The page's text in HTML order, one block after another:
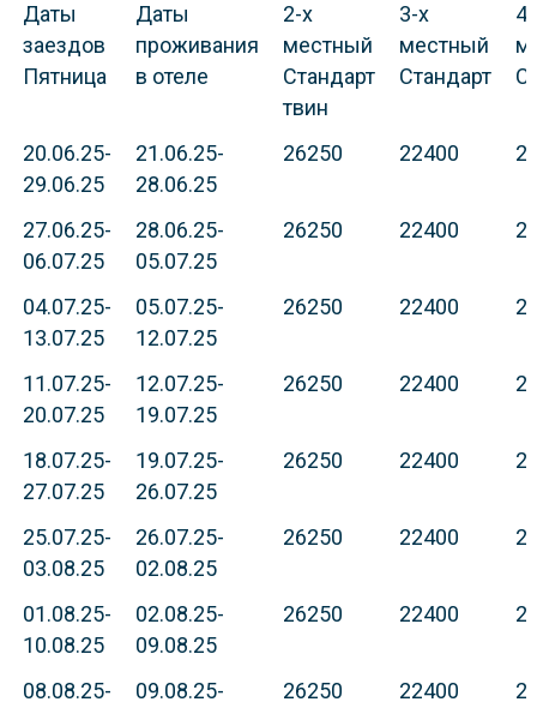
Даты
заездов
Пятница
Даты
проживания
в отеле
2-х
местный
Стандарт
твин
3-х
местный
Стандарт
20.06.25-
29.06.25
21.06.25-
28.06.25
26250 22400
27.06.25-
06.07.25
28.06.25-
05.07.25
26250 22400
04.07.25-
13.07.25
05.07.25-
12.07.25
26250 22400
11.07.25-
20.07.25
12.07.25-
19.07.25
26250 22400
18.07.25-
27.07.25
19.07.25-
26.07.25
26250 22400
25.07.25-
03.08.25
26.07.25-
02.08.25
26250 22400
01.08.25-
10.08.25
02.08.25-
09.08.25
26250 22400
08.08.25-
09.08.25-
26250 22400